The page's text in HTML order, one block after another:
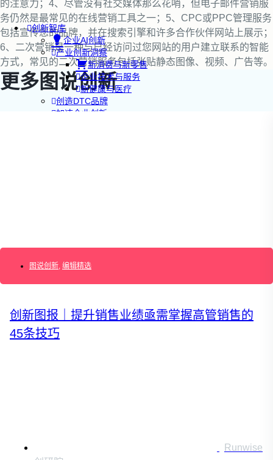
创新智库
企业AI创新
产业创新洞察
新消费与新零售
企业技术与服务
新健康与医疗
创造DTC品牌
加速企业创新
搜索：
的注意力；4、尽管没有社交媒体那么花哨，但电子邮件营销服
务仍然是最常见的在线营销工具之一；5、CPC或PPC管理服务
包括宣传您的品牌，并在搜索引擎和许多合作伙伴网站上展示；
6、二次营销是一种与已经访问过您网站的用户建立联系的智能
方式，常见的二次营销服务包括张贴静态图像、视频、广告等。
更多图说创新
图说创新, 编辑精选
创新图报｜提升销售业绩亟需掌握高管销售的
45条技巧
Runwise